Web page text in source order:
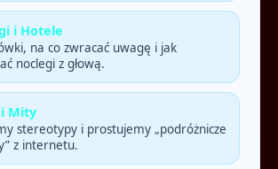
i Hotele
na co zwracać uwagę i jak
noclegi z głową.
Mity
stereotypy i prostujemy „podróżnicze
z internetu.